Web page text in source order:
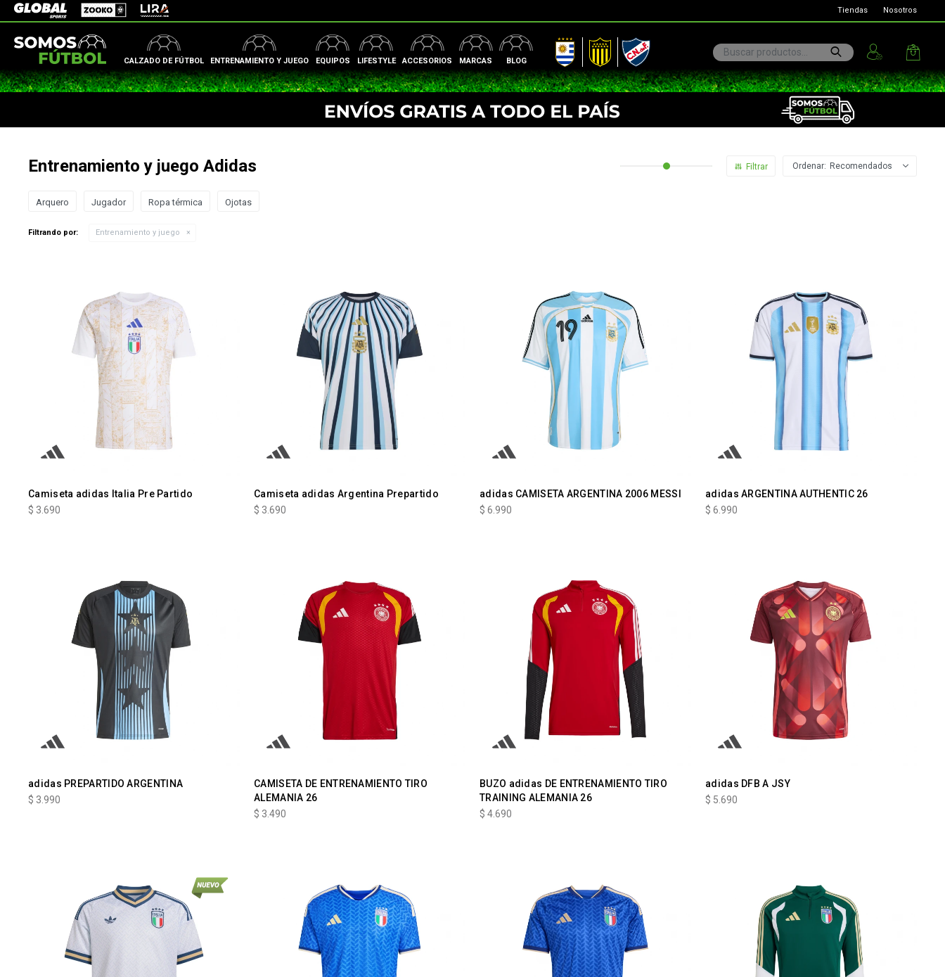
CALZADO DE FÚTBOL ENTRENAMIENTO Y JUEGO EQUIPOS LIFESTYLE ACCESORIOS MARCAS BLOG
AUF Peñarol Nacional
Global Sports Zooko Lira Tiendas Nosotros
Entrenamiento y juego Adidas Recomendados
Arquero Jugador Ropa térmica Ojotas
Filtrando por: Entrenamiento y juego
Camiseta adidas Italia Pre Partido
$ 3.690
Camiseta adidas Argentina Prepartido
$ 3.690
adidas CAMISETA ARGENTINA 2006 MESSI
$ 6.990
adidas ARGENTINA AUTHENTIC 26
$ 6.990
adidas PREPARTIDO ARGENTINA
$ 3.990
CAMISETA DE ENTRENAMIENTO TIRO
ALEMANIA 26
$ 3.490
BUZO adidas DE ENTRENAMIENTO TIRO
TRAINING ALEMANIA 26
$ 4.690
adidas DFB A JSY
$ 5.690